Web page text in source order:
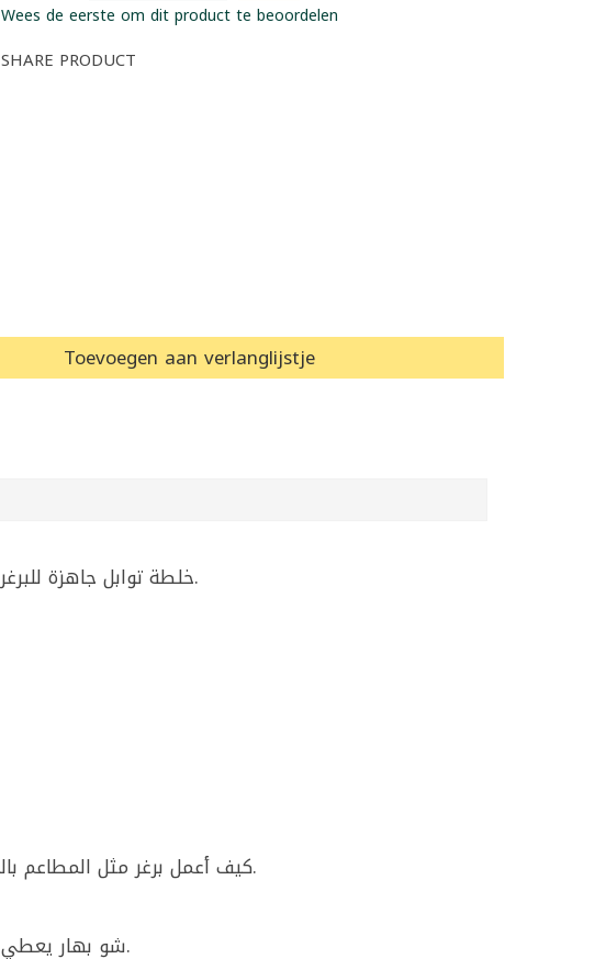
Wees de eerste om dit product te beoordelen
SHARE PRODUCT
Toevoegen aan verlanglijstje
خلطة توابل جاهزة للبرغر تعطي نكهة قوية ومتوازنة للحمة المفرومة وتخليك توصل لطعم قريب من المطاعم بسرعة.
كيف أعمل برغر مثل المطاعم بالبيت؟ استخدم توابل همبرغر لارا 140غ مع اللحم المفروم قبل التشكيل ليطلع الطعم مضبوط.
شو بهار يعطي طعم مشوي غني بدون تعب؟ توابل همبرغر لارا 140غ مناسبة للشوي وتعطي نكهة واضحة.